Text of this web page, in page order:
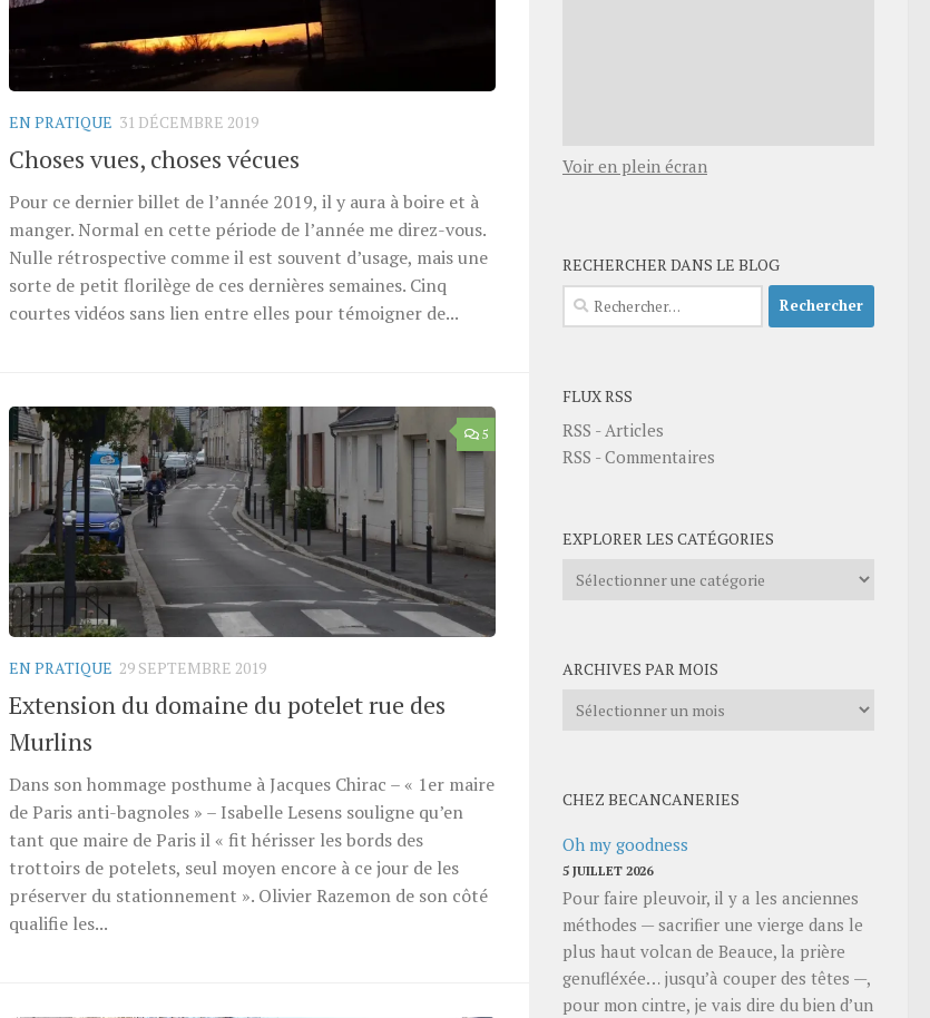
EN PRATIQUE 31 DÉCEMBRE 2019
Choses vues, choses vécues
Pour ce dernier billet de l’année 2019, il y aura à boire et à
manger. Normal en cette période de l’année me direz-vous.
Nulle rétrospective comme il est souvent d’usage, mais une
sorte de petit florilège de ces dernières semaines. Cinq
courtes vidéos sans lien entre elles pour témoigner de...
5
EN PRATIQUE 29 SEPTEMBRE 2019
Extension du domaine du potelet rue des
Murlins
Dans son hommage posthume à Jacques Chirac – « 1er maire
de Paris anti-bagnoles » – Isabelle Lesens souligne qu’en
tant que maire de Paris il « fit hérisser les bords des
trottoirs de potelets, seul moyen encore à ce jour de les
préserver du stationnement ». Olivier Razemon de son côté
qualifie les...
Voir en plein écran
RECHERCHER DANS LE BLOG
Rechercher :
FLUX RSS
RSS - Articles
RSS - Commentaires
EXPLORER LES CATÉGORIES
Explorer
ARCHIVES PAR MOIS
Archives
CHEZ BECANCANERIES
Oh my goodness
5 JUILLET 2026
Pour faire pleuvoir, il y a les anciennes
méthodes — sacrifier une vierge dans le
plus haut volcan de Beauce, la prière
genufléxée… jusqu’à couper des têtes —,
pour mon cintre, je vais dire du bien d’un